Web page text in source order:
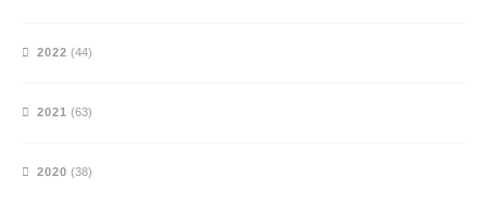
2022 (44)
2021 (63)
2020 (38)